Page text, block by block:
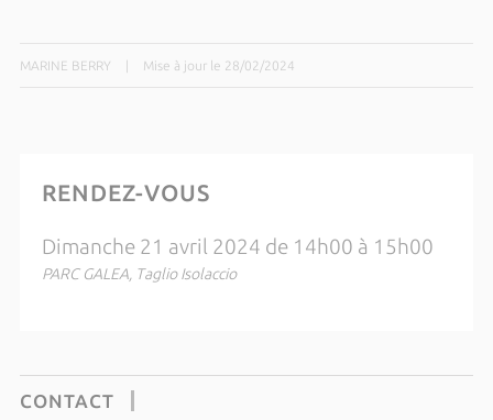
MARINE BERRY Mise à jour le 28/02/2024
RENDEZ-VOUS
Dimanche 21 avril 2024 de 14h00 à 15h00
PARC GALEA, Taglio Isolaccio
CONTACT